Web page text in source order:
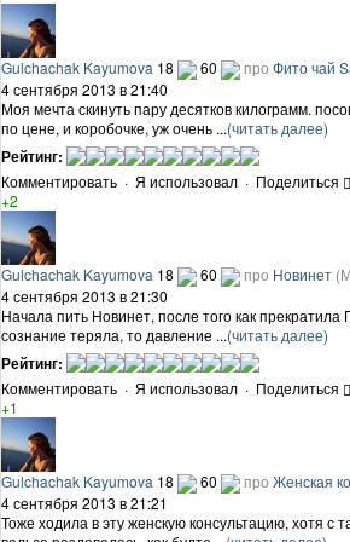
Gulchachak Kayumova 18 60 про Фито чай
4 сентября 2013 в 21:40
Моя мечта скинуть пару десятков килограмм.
по цене, и коробочке, уж очень ...(читать далее)
Рейтинг:
Комментировать · Я использовал · Поделиться
+2
Gulchachak Kayumova 18 60 про Новинет
4 сентября 2013 в 21:30
Начала пить Новинет, после того как
сознание теряла, то давление ...(читать далее)
Рейтинг:
Комментировать · Я использовал · Поделиться
+1
Gulchachak Kayumova 18 60 про Женская
4 сентября 2013 в 21:21
Тоже ходила в эту женскую консультацию, хотя с